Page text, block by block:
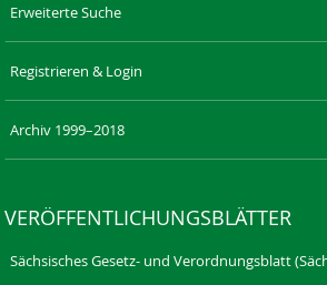
Erweiterte Suche
Registrieren & Login
Archiv 1999–2018
VERÖFFENTLICHUNGSBLÄTTER
Sächsisches Gesetz- und Verordnungsblatt